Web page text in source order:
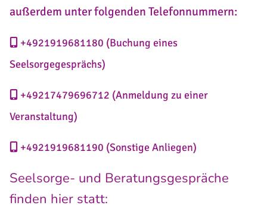
außerdem unter folgenden Telefonnummern:
 +4921919681180 (Buchung eines
Seelsorgegesprächs)
 +49217479696712 (Anmeldung zu einer
Veranstaltung)
 +4921919681190 (Sonstige Anliegen)
Seelsorge- und Beratungsgespräche
finden hier statt: